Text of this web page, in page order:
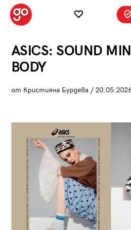
ASICS: SOUND
BODY
от Кристияна Бурдева /